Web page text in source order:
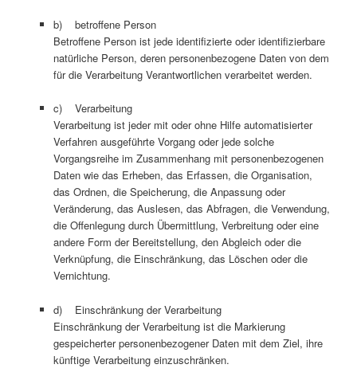
b) betroffene Person
Betroffene Person ist jede identifizierte oder identifizierbare
natürliche Person, deren personenbezogene Daten von dem
für die Verarbeitung Verantwortlichen verarbeitet werden.
c) Verarbeitung
Verarbeitung ist jeder mit oder ohne Hilfe automatisierter
Verfahren ausgeführte Vorgang oder jede solche
Vorgangsreihe im Zusammenhang mit personenbezogenen
Daten wie das Erheben, das Erfassen, die Organisation,
das Ordnen, die Speicherung, die Anpassung oder
Veränderung, das Auslesen, das Abfragen, die Verwendung,
die Offenlegung durch Übermittlung, Verbreitung oder eine
andere Form der Bereitstellung, den Abgleich oder die
Verknüpfung, die Einschränkung, das Löschen oder die
Vernichtung.
d) Einschränkung der Verarbeitung
Einschränkung der Verarbeitung ist die Markierung
gespeicherter personenbezogener Daten mit dem Ziel, ihre
künftige Verarbeitung einzuschränken.